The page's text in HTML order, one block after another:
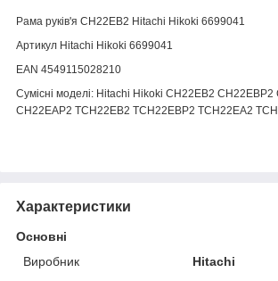
Рама руків'я CH22EB2 Hitachi Hikoki 6699041
Артикул Hitachi Hikoki 6699041
EAN 4549115028210
Сумісні моделі: Hitachi Hikoki CH22EB2 CH22EBP2
CH22EAP2 TCH22EB2 TCH22EBP2 TCH22EA2
Характеристики
Основні
Виробник
Hitachi